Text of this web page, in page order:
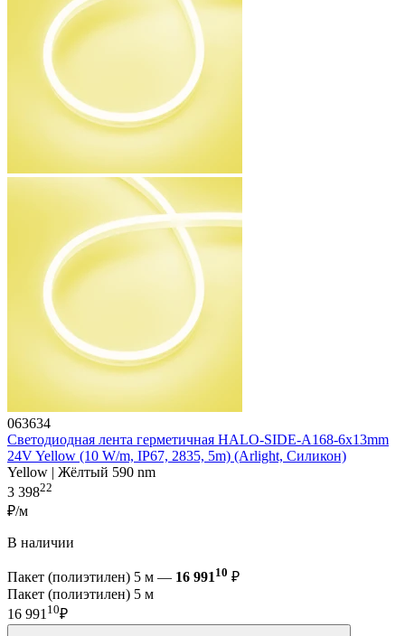
063634
Светодиодная лента герметичная HALO-SIDE-A168-6x13mm
24V Yellow (10 W/m, IP67, 2835, 5m) (Arlight, Силикон)
Yellow | Жёлтый 590 nm
3 39822
₽/м
В наличии
Пакет (полиэтилен) 5 м — 16 99110 ₽
Пакет (полиэтилен) 5 м
16 99110₽